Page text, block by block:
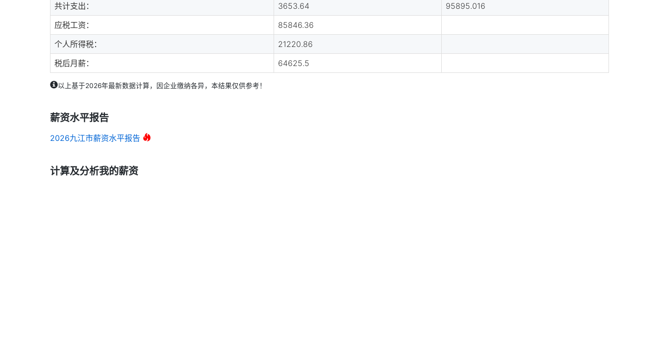
共计支出：
3653.64
95895.016
应税工资：
85846.36
个人所得税：
21220.86
税后月薪：
64625.5
以上基于2026年最新数据计算，因企业缴纳各异，本结果仅供参考！
薪资水平报告
2026九江市薪资水平报告
计算及分析我的薪资